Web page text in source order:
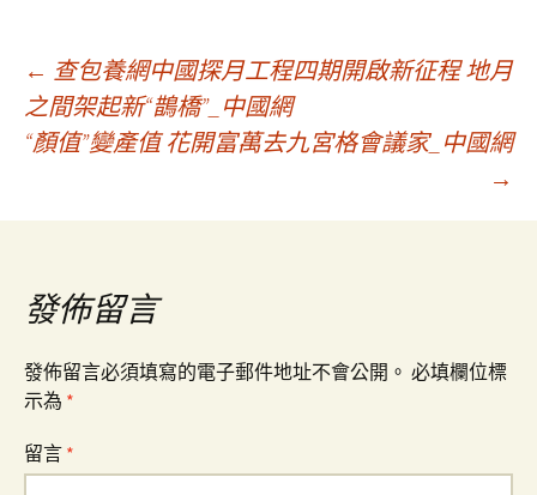
文
章
導
覽
← 查包養網中國探月工程四期開啟新征程 地月
之間架起新“鵲橋”_中國網
“顏值”變產值 花開富萬去九宮格會議家_中國網
→
發佈留言
發佈留言必須填寫的電子郵件地址不會公開。 必填欄位標
示為 *
留言 *